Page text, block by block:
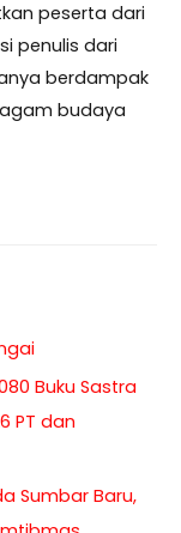
peserta dari
penulis dari
berdampak
budaya
Buku Sastra
PT dan
Sumbar Baru,